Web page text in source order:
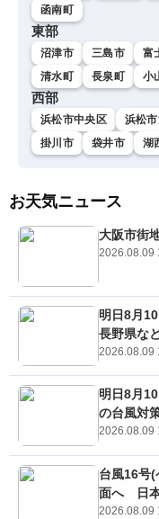
函南町
東部
沼津市 三島市 富
清水町
長泉町 小
西部
浜松市中央区 浜松
掛川市
袋井市 湖
お天気ニュース
大阪市街
2026.08.09
明日8月
長野県な
2026.08.09
明日8月
の台風対
2026.08.09
台風16号
面へ 日本
2026.08.09